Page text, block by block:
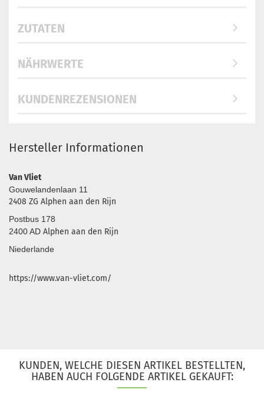
ZUTATEN
NÄHRWERTE
KUNDENREZENSIONEN
Hersteller Informationen
Van Vliet
Gouwelandenlaan 11
2408 ZG Alphen aan den Rijn
Postbus 178
2400 AD Alphen aan den Rijn
Niederlande
https://www.van-vliet.com/
KUNDEN, WELCHE DIESEN ARTIKEL BESTELLTEN,
HABEN AUCH FOLGENDE ARTIKEL GEKAUFT: